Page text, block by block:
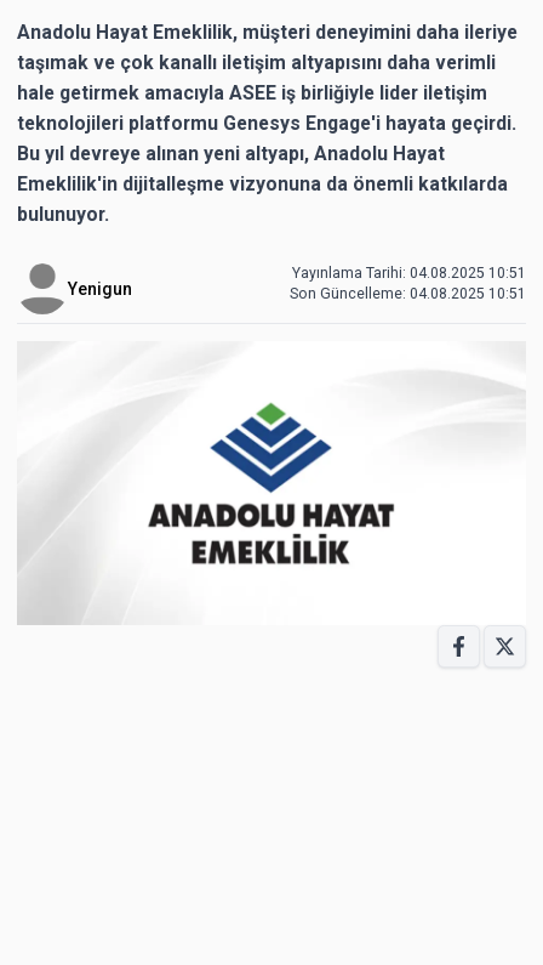
Anadolu Hayat Emeklilik, müşteri deneyimini daha ileriye
taşımak ve çok kanallı iletişim altyapısını daha verimli
hale getirmek amacıyla ASEE iş birliğiyle lider iletişim
teknolojileri platformu Genesys Engage'i hayata geçirdi.
Bu yıl devreye alınan yeni altyapı, Anadolu Hayat
Emeklilik'in dijitalleşme vizyonuna da önemli katkılarda
bulunuyor.
Yenigun
Yayınlama Tarihi: 04.08.2025 10:51
Son Güncelleme: 04.08.2025 10:51